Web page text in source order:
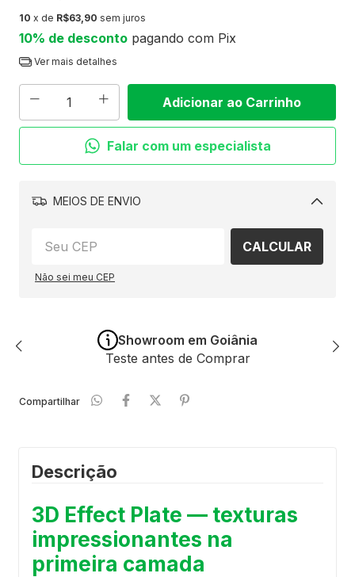
10 x de R$63,90 sem juros
10% de desconto pagando com Pix
Ver mais detalhes
Falar com um especialista
MEIOS DE ENVIO
Alterar
CEP
CALCULAR
Não sei meu CEP
Showroom em Goiânia
Teste antes de Comprar
Compartilhar
Descrição
3D Effect Plate — texturas
impressionantes na
primeira camada